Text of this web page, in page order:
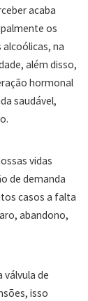
acaba
os
na
além disso,
hormonal
saudável,
vidas
de demanda
casos a falta
abandono,
de
isso